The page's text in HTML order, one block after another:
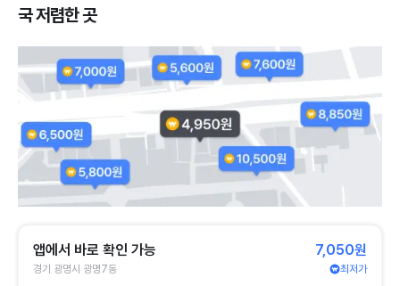
국 저렴한 곳
앱에서 바로 확인 가능
경기 광명시 광명7동
7,050원
최저가